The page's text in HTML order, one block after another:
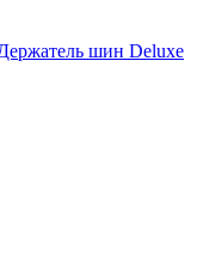
шин Deluxe